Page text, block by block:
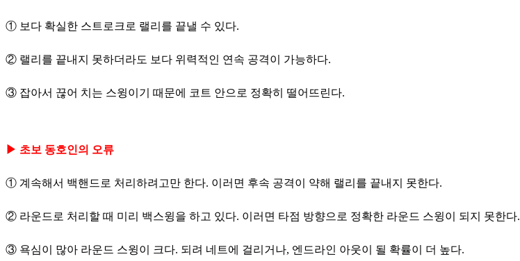
① 보다 확실한 스트로크로 랠리를 끝낼 수 있다.
② 랠리를 끝내지 못하더라도 보다 위력적인 연속 공격이 가능하다.
③ 잡아서 끊어 치는 스윙이기 때문에 코트 안으로 정확히 떨어뜨린다.
▶ 초보 동호인의 오류
① 계속해서 백핸드로 처리하려고만 한다. 이러면 후속 공격이 약해 랠리를 끝내지 못한다.
② 라운드로 처리할 때 미리 백스윙을 하고 있다. 이러면 타점 방향으로 정확한 라운드 스윙이 되지 못한다.
③ 욕심이 많아 라운드 스윙이 크다. 되려 네트에 걸리거나, 엔드라인 아웃이 될 확률이 더 높다.